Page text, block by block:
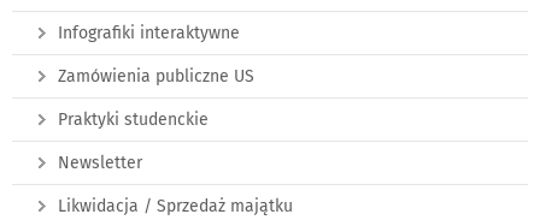
Infografiki interaktywne
Zamówienia publiczne US
Praktyki studenckie
Newsletter
Likwidacja / Sprzedaż majątku